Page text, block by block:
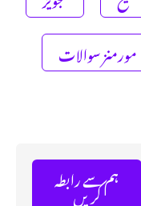
مورمنز سوالات
ہم سے رابطہ
کریں